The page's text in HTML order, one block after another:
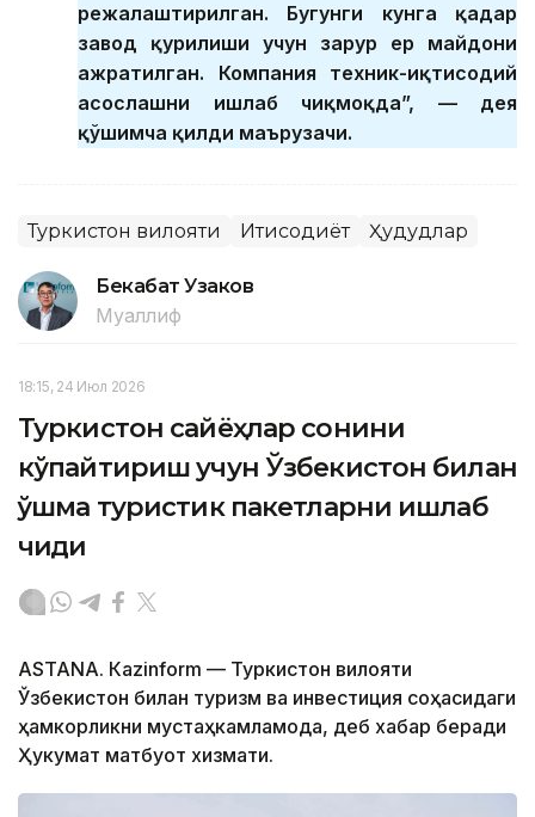
режалаштирилган. Бугунги кунга қадар
завод қурилиши учун зарур ер майдони
ажратилган. Компания техник-иқтисодий
асослашни ишлаб чиқмоқда”, — дея
қўшимча қилди маърузачи.
Туркистон вилояти Иқтисодиёт Ҳудудлар
Бекабат Узаков
Муаллиф
18:15, 24 Июл 2026
Туркистон сайёҳлар сонини
кўпайтириш учун Ўзбекистон билан
қўшма туристик пакетларни ишлаб
чиқди
ASTANА. Кazinform — Туркистон вилояти
Ўзбекистон билан туризм ва инвестиция соҳасидаги
ҳамкорликни мустаҳкамламоқда, деб хабар беради
Ҳукумат матбуот хизмати.